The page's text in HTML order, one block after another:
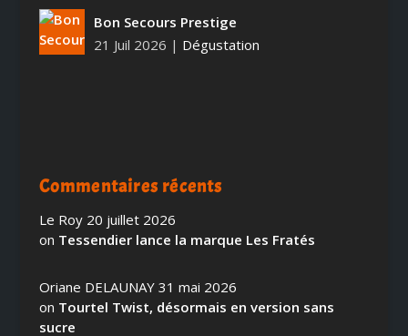
Bon Secours Prestige
21 Juil 2026 | Dégustation
Commentaires récents
Le Roy 20 juillet 2026
on Tessendier lance la marque Les Fratés
Oriane DELAUNAY 31 mai 2026
on Tourtel Twist, désormais en version sans
sucre